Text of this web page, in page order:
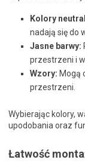
Kolory
nadają się do
Jasne barwy:
przestrzeni i
Wzory: Mogą
przestrzeni.
Wybierając kolory,
upodobania oraz
Łatwość